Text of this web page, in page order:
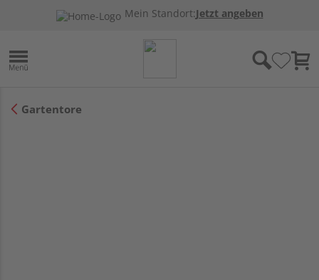
Mein Standort:Jetzt angeben
Gartentore